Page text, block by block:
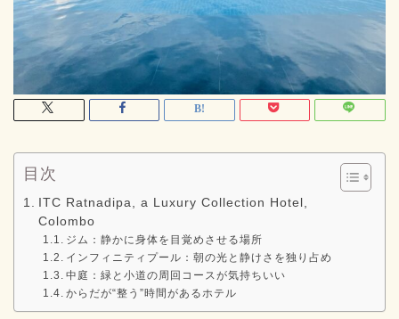
目次
ITC Ratnadipa, a Luxury Collection Hotel,
Colombo
ジム：静かに身体を目覚めさせる場所
インフィニティプール：朝の光と静けさを独り占め
中庭：緑と小道の周回コースが気持ちいい
からだが“整う”時間があるホテル